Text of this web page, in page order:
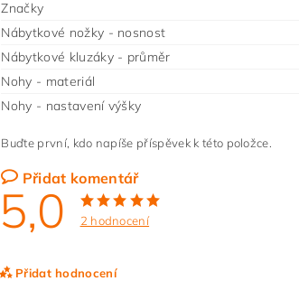
Značky
Nábytkové nožky - nosnost
Nábytkové kluzáky - průměr
Nohy - materiál
Nohy - nastavení výšky
Buďte první, kdo napíše příspěvek k této položce.
Přidat komentář
5,0 2 hodnocení
Přidat hodnocení